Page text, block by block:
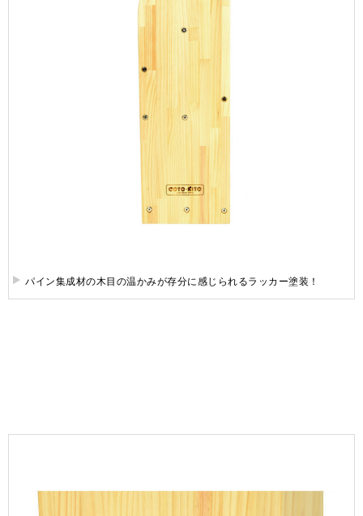
パイン集成材の木目の温かみが存分に感じられるラッカー塗装！